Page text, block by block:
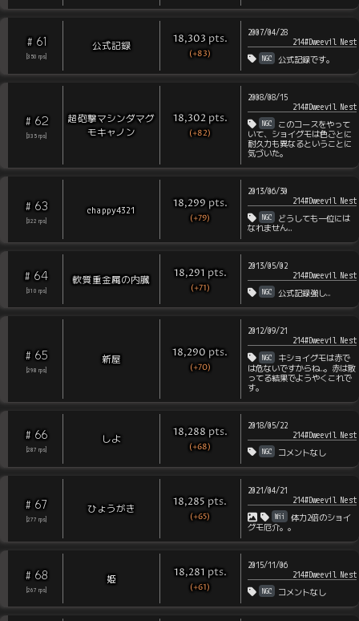
# 61
[350 rps
公式記録 18,303 pts.
(+83)
2007/04/28
214#Dweevil Nest
NGC 公式記録です。
# 62
[335 rps
超砲撃マシンダマグ
モキャノン
18,302 pts.
(+82)
2008/08/15
214#Dweevil Nest
NGC
このコースをやって
いて、ショイグモは色ごとに
耐久力も異なるということに
気づいた。
# 63
[322 rps
chappy4321 18,299 pts.
(+79)
2013/06/30
214#Dweevil Nest
NGC
どうしても一位には
なれません…
# 64
[310 rps
軟質重金属の内臓 18,291 pts.
(+71)
2013/05/02
214#Dweevil Nest
NGC 公式記録強し…
# 65
[298 rps
新屋 18,290 pts.
(+70)
2012/09/21
214#Dweevil Nest
NGC
キショイグモは赤で
は危ないですからね…。赤は散
ってる結果でようやくこれで
す。
# 66
[287 rps
しよ 18,288 pts.
(+68)
2018/05/22
214#Dweevil Nest
NGC コメントなし
# 67
[277 rps
ひょうがき 18,285 pts.
(+65)
2021/04/21
214#Dweevil Nest
Wii
体力2倍のショイ
グモ厄介。。
# 68
[267 rps
姫 18,281 pts.
(+61)
2015/11/06
214#Dweevil Nest
NGC コメントなし